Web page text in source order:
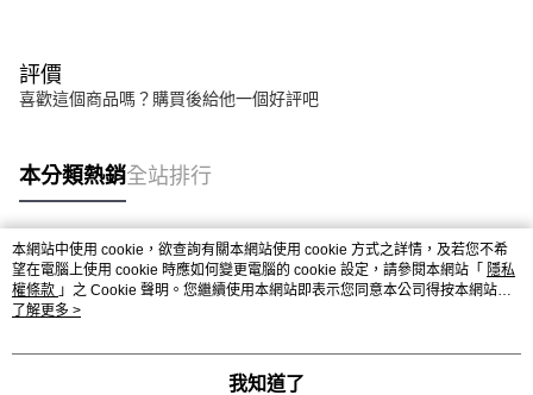
評價
喜歡這個商品嗎？購買後給他一個好評吧
本分類熱銷全站排行
熱門標籤
本網站中使用 cookie，欲查詢有關本網站使用 cookie 方式之詳情，及若您不希
望在電腦上使用 cookie 時應如何變更電腦的 cookie 設定，請參閱本網站「 隱私
權條款 」之 Cookie 聲明。您繼續使用本網站即表示您同意本公司得按本網站使
用條款之 Cookie 聲明使用 cookie。
了解更多 >
我知道了